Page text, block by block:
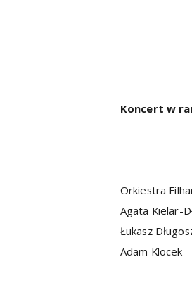
Koncert w
Orkiestra
Agata Kielar-
Łukasz
Adam Klocek